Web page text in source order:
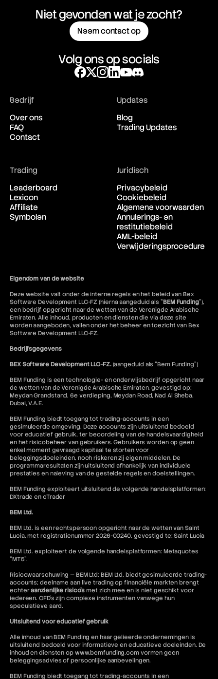
Niet gevonden wat je zocht?
Neem contact op
Volg ons op socials
Bedrijf
Over ons
FAQ
Contact
Updates
Blog
Trading Updates
Trading
Leaderboard
Lexicon
Affiliate
Symbolen
Juridisch
Privacybeleid
Cookiebeleid
Algemene voorwaarden
Annulerings- en
restitutiebeleid
AML-beleid
Verwijderingsprocedure
Eigendom van de website
Deze website valt onder de interne regels en het beleid van Bex
Software Development LLC-FZ (hierna aangeduid als "BEM Funding"),
een bedrijf opgericht naar de wetten van de Verenigde Arabische
Emiraten. Alle inhoud, producten en diensten die via deze site
worden aangeboden, vallen onder het beheer en toezicht van Bex
Software Development LLC-FZ.
Bedrijfsgegevens
BEX Software Development LLC-FZ.(aangeduid als "Bem Funding")
BEM Funding is een technologie- en onderwijsbedrijf opgericht naar
de wetten van de Verenigde Arabische Emiraten, gevestigd op:
Meydan Grandstand, 6e verdieping, Meydan Road, Nad Al Sheba,
Dubai, V.A.E.
BEM Funding biedt toegang tot trading-accounts in een
gesimuleerde omgeving. Deze accounts zijn uitsluitend bedoeld
voor educatief gebruik, ter beoordeling van de handelsvaardigheid
en het risicobeheer van gebruikers. Gebruikers worden op geen
enkel moment gevraagd kapitaal te storten voor
beleggingsdoeleinden, noch riskeren zij eigen middelen. De
programmaresultaten zijn uitsluitend afhankelijk van individuele
prestaties en naleving van de gestelde regels en doelstellingen.
BEM Funding exploiteert uitsluitend de volgende handelsplatformen:
DXtrade en cTrader
BEM Ltd.
BEM Ltd. is een rechtspersoon opgericht naar de wetten van Saint
Lucia, met registratienummer 2026-00240, gevestigd te: Saint Lucia
BEM Ltd. exploiteert de volgende handelsplatformen: Metaquotes
"MT5".
Risicowaarschuwing — BEM Ltd: BEM Ltd. biedt gesimuleerde trading-
accounts; deelname aan live trading op financiële markten brengt
echteraanzienlijke risico'smet zich mee en is niet geschikt voor
iedereen. CFD's zijn complexe instrumenten vanwege hun
speculatieve aard.
Uitsluitend voor educatief gebruik
Alle inhoud van BEM Funding en haar gelieerde ondernemingen is
uitsluitend bedoeld voor informatieve en educatieve doeleinden. De
inhoud en diensten op www.bemfunding.com vormen geen
beleggingsadvies of persoonlijke aanbevelingen.
BEM Funding biedt toegang tot trading-accounts in een